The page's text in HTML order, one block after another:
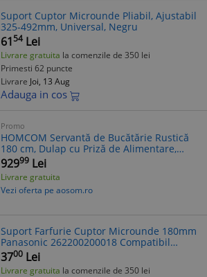
Suport Cuptor Microunde Pliabil, Ajustabil
325-492mm, Universal, Negru
6154 Lei
Livrare gratuita la comenzile de 350 lei
Primesti 62 puncte
Livrare Joi, 13 Aug
Adauga in cos
Promo
HOMCOM Servantă de Bucătărie Rustică
180 cm, Dulap cu Priză de Alimentare,
Lumini LED, Suport pentru Sticle,
Suprafață pentru Cuptor cu Microunde,
Raf
92999 Lei
Livrare gratuita
Vezi oferta pe aosom.ro
Suport Farfurie Cuptor Microunde 180mm
Panasonic 262200200018 Compatibil
Diverse Modele
3700 Lei
Livrare gratuita la comenzile de 350 lei